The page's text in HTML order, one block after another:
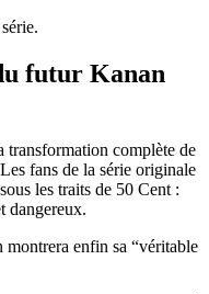
futur Kanan
transformation complète de
fans de la série originale
les traits de 50 Cent :
dangereux.
enfin sa “véritable